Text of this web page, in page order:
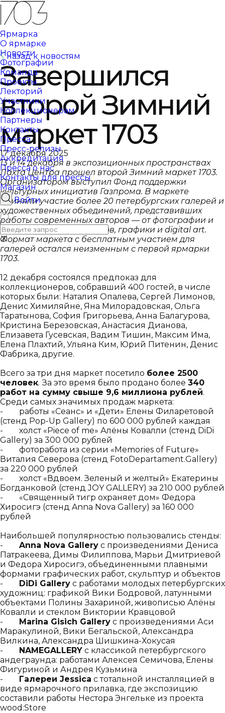
Ярмарка
О ярмарке
Новости
Фотографии
Команда
Проекты
Лекторий
Участники
Коллекционерам
Партнеры
Контакты
Пресса
Пресс-релизы
Аккредитация
Пресса о нас
Контакты для прессы
Магазин
Войти
назад к новостям
Завершился
второй Зимний
маркет 1703
17 декабря 2025
13 и 14 декабря в экспозиционных пространствах
Лахта Центра прошел второй Зимний маркет 1703.
Организатором выступил Фонд поддержки
культурных инициатив Газпрома. В маркете
приняли участие более 20 петербургских галерей и
художественных объединений, представивших
работы современных авторов — от фотографии и
живописи до арт-объектов, графики и digital art.
Формат маркета с бесплатным участием для
галерей остался неизменным с первой ярмарки
1703.
12 декабря состоялся предпоказ для
коллекционеров, собравший 400 гостей, в числе
которых были: Наталия Опалева, Сергей Лимонов,
Денис Химиляйне, Яна Милорадовская, Ольга
Таратынова, София Григорьева, Анна Балагурова,
Кристина Березовская, Анастасия Дианова,
Елизавета Гусевская, Вадим Тишин, Максим Има,
Елена Плахтий, Ульяна Ким, Юрий Питенин, Денис
Фабрика, другие.
Всего за три дня маркет посетило более 2500
человек. За это время было продано более 340
работ на сумму свыше 9,6 миллиона рублей.
Среди самых значимых продаж маркета:
- работы «Сеанс» и «Дети» Елены Филаретовой
(стенд Pop-Up Gallery) по 600 000 рублей каждая
- холст «Piece of me» Алёны Ковалли (стенд DiDi
Gallery) за 300 000 рублей
- фоторабота из серии «Memories of Future»
Виталия Северова (стенд FotoDepartament.Gallery)
за 220 000 рублей
- холст «Вдвоем. Зеленый и желтый» Екатерины
Богданковой (стенд JOY GALLERY) за 210 000 рублей
- «Священный тигр охраняет дом» Федора
Хиросигэ (стенд Anna Nova Gallery) за 160 000
рублей
Наибольшей популярностью пользовались стенды:
- Anna Nova Gallery с произведениями Дениса
Патракеева, Димы Филиппова, Марьи Дмитриевой
и Федора Хиросигэ, объединенными плавными
формами графических работ, скульптур и объектов
- DiDi Gallery с работами молодых петербургских
художниц: графикой Вики Бодровой, латунными
объектами Полины Захариной, живописью Алёны
Ковалли и стеклом Виктории Кравцовой
- Marina Gisich Gallery с произведениями Аси
Маракулиной, Вики Бегальской, Александра
Вилкина, Александра Шишкина-Хокусая
- NAMEGALLERY с классикой петербургского
андеграунда: работами Алексея Семичова, Елены
Фигуриной и Андрея Кузьмина
- Галереи Jessica с тотальной инсталляцией в
виде ярмарочного прилавка, где экспозицию
составили работы Нестора Энгельке из проекта
wood:Store